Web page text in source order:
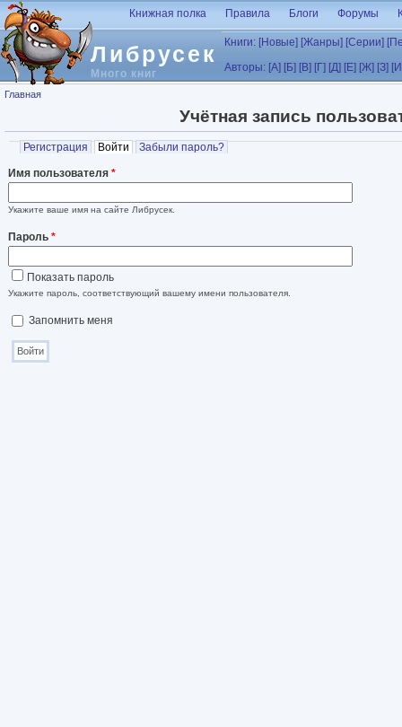
Перейти к основному содержанию
Либрусек
Много книг
Книжная полка Правила Блоги Форумы
Книги: [Новые] [Жанры] [Серии]
Авторы: [А] [Б] [В] [Г] [Д] [Е] [Ж] [З]
Вы здесь
Главная
Учётная запись
Главные вкладки
Регистрация Войти (активная вкладка)
Забыли пароль?
Имя пользователя *
Укажите ваше имя на сайте Либрусек.
Пароль *
Показать пароль
Укажите пароль, соответствующий вашему имени пользователя.
Запомнить меня